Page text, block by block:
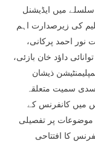
سلسلے میں ایڈیشنل
کی زیرصدارت اہم
نور احمد پرکانی،
داؤد خان بازئی،
ذیشان
سمیت متعلقہ
میں کانفرنس کے
موضوعات پر تفصیلی
کا افتتاحی